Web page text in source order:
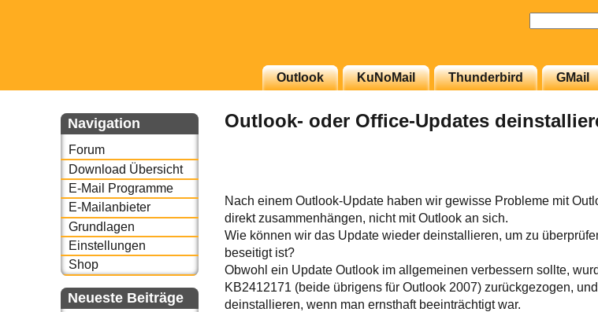
Outlook KuNoMail Thunderbird GMail
Navigation
Forum
Download Übersicht
E-Mail Programme
E-Mailanbieter
Grundlagen
Einstellungen
Shop
Neueste Beiträge
Outlook- oder Office-Updates
Nach einem Outlook-Update haben wir gewisse Probleme mit
direkt zusammenhängen, nicht mit Outlook an sich.
Wie können wir das Update wieder deinstallieren, um zu
beseitigt ist?
Obwohl ein Update Outlook im allgemeinen verbessern sollte,
KB2412171 (beide übrigens für Outlook 2007) zurückgezogen,
deinstallieren, wenn man ernsthaft beeinträchtigt war.
oder auch